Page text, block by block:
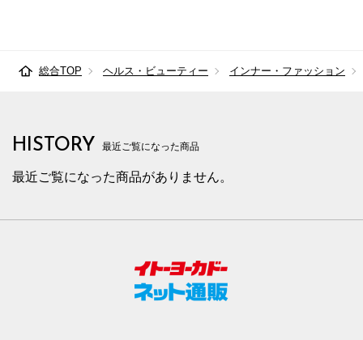
総合TOP ヘルス・ビューティー インナー・ファッション
HISTORY 最近ご覧になった商品
最近ご覧になった商品がありません。